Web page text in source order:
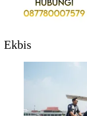
Ekbis